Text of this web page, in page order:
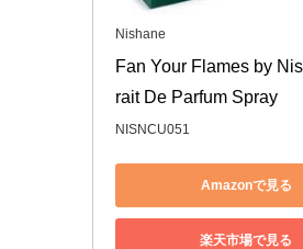
Nishane
Fan Your Flames by
rait De Parfum Spray
NISNCU051
Amazonで見る
楽天市場で見る